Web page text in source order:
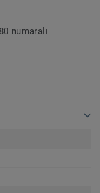
numaralı